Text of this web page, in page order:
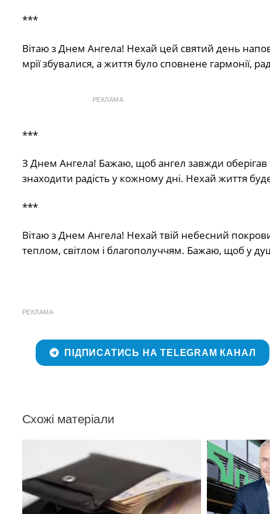
***
Вітаю з Днем Ангела! Нехай цей святий день
мрії збувалися, а життя було сповнене гармонії,
РЕКЛАМА
***
З Днем Ангела! Бажаю, щоб ангел завжди оберігав
знаходити радість у кожному дні. Нехай життя
***
Вітаю з Днем Ангела! Нехай твій небесний
теплом, світлом і благополуччям. Бажаю, щоб у
РЕКЛАМА
ПІДПИСАТИСЬ НА TELEGRAM КАНАЛ
Схожі матеріали